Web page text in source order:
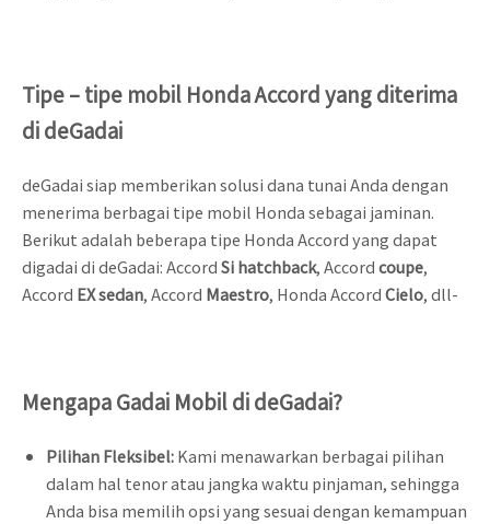
Tipe – tipe mobil Honda Accord yang diterima
di deGadai
deGadai siap memberikan solusi dana tunai Anda dengan
menerima berbagai tipe mobil Honda sebagai jaminan.
Berikut adalah beberapa tipe Honda Accord yang dapat
digadai di deGadai: AccordSi hatchback, Accordcoupe,
Accord EX sedan, Accord Maestro, Honda AccordCielo, dll-
Mengapa Gadai Mobil di deGadai?
Pilihan Fleksibel:Kami menawarkan berbagai pilihan
dalam hal tenor atau jangka waktu pinjaman, sehingga
Anda bisa memilih opsi yang sesuai dengan kemampuan